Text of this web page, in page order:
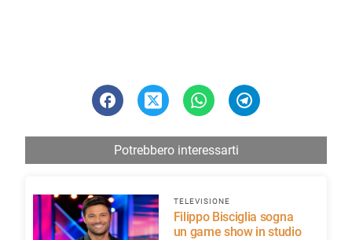
Potrebbero interessarti
TELEVISIONE
Filippo Bisciglia sogna
un game show in studio